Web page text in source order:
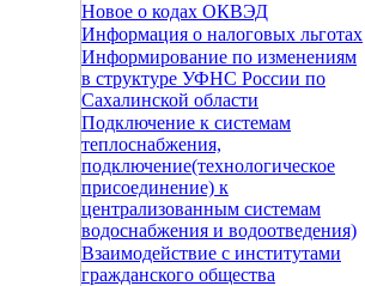
Новое о кодах ОКВЭД
Информация о налоговых льготах
Информирование по изменениям
в структуре УФНС России по
Сахалинской области
Подключение к системам
теплоснабжения,
подключение(технологическое
присоединение) к
централизованным системам
водоснабжения и водоотведения)
Взаимодействие с институтами
гражданского общества